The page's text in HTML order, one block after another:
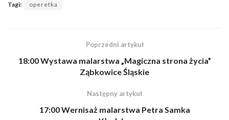
Tagi: operetka
Poprzedni artykuł
18:00 Wystawa malarstwa „Magiczna strona życia”
Ząbkowice Śląskie
Następny artykuł
17:00 Wernisaż malarstwa Petra Samka